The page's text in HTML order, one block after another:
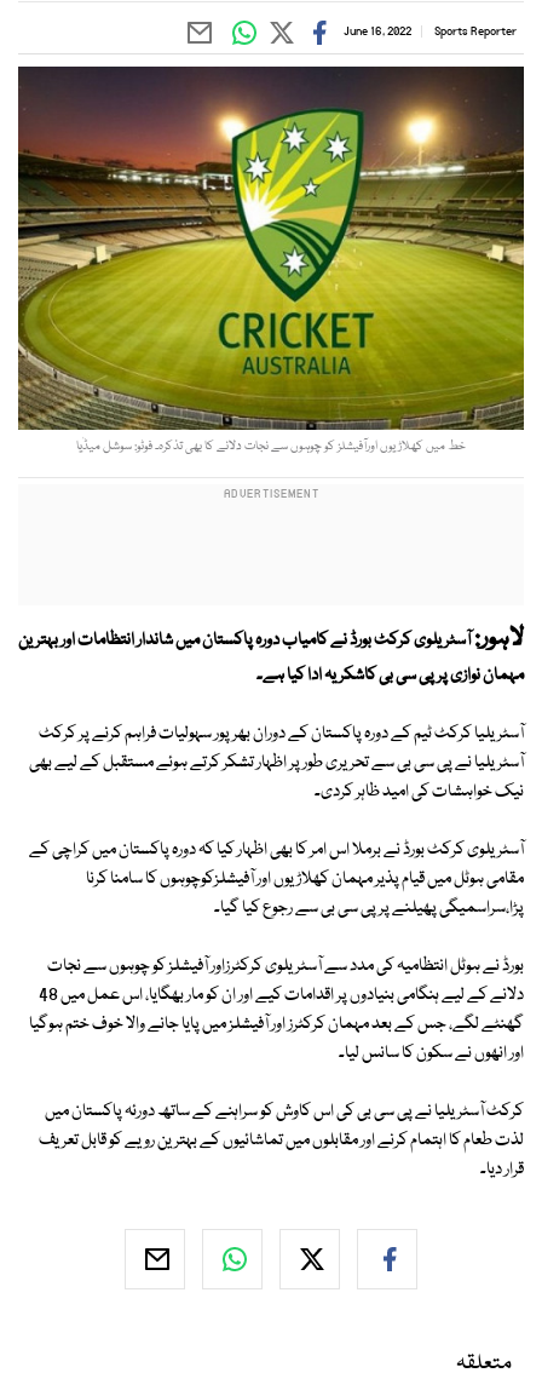
Sports Reporter
June 16, 2022
خط میں کھلاڑیوں اورآفیشلز کو چوہوں سے نجات دلانے کا بھی تذکرہ۔ فوٹو: سوشل میڈٰیا
لاہور:آسٹریلوی کرکٹ بورڈ نے کامیاب دورہ پاکستان میں شاندار انتظامات اور بہترین
مہمان نوازی پر پی سی بی کاشکریہ ادا کیا ہے۔
آسٹریلیا کرکٹ ٹیم کے دورہ پاکستان کے دوران بھرپور سہولیات فراہم کرنے پر کرکٹ
آسٹریلیا نے پی سی بی سے تحریری طور پر اظہار تشکر کرتے ہوئے مستقبل کے لیے بھی
نیک خواہشات کی امید ظاہر کردی۔
آسٹریلوی کرکٹ بورڈ نے برملا اس امر کا بھی اظہار کیا کہ دورہ پاکستان میں کراچی کے
مقامی ہوٹل میں قیام پذیر مہمان کھلاڑیوں اور آفیشلزکوچوہوں کا سامنا کرنا
پڑا،سراسمیگی پھیلنے پر پی سی بی سے رجوع کیا گیا۔
بورڈ نے ہوٹل انتظامیہ کی مدد سے آسٹریلوی کرکٹرزاور آفیشلز کو چوہوں سے نجات
دلانے کے لیے ہنگامی بنیادوں پر اقدامات کیے اور ان کو مار بھگایا، اس عمل میں 48
گھنٹے لگے، جس کے بعد مہمان کرکٹرز اور آفیشلز میں پایا جانے والا خوف ختم ہوگیا
اور انھوں نے سکون کا سانس لیا۔
کرکٹ آسٹریلیا نے پی سی بی کی اس کاوش کو سراہنے کے ساتھ دورئہ پاکستان میں
لذت طعام کا اہتمام کرنے اور مقابلوں میں تماشائیوں کے بہترین رویے کو قابل تعریف
قرار دیا۔
متعلقہ